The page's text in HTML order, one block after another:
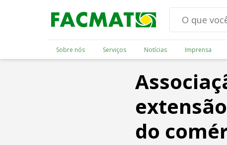
Sobre nós Serviços Notícias Imprensa
do